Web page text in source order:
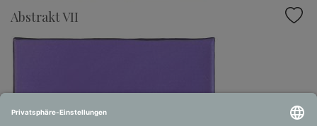
Abstrakt VII